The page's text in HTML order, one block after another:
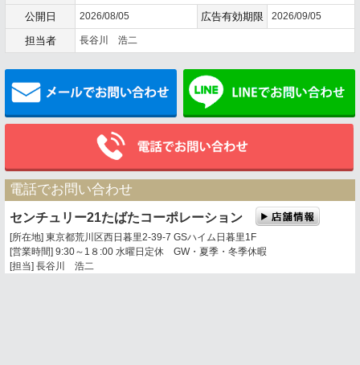
公開日 2026/08/05 広告有効期限 2026/09/05
担当者 長谷川 浩二
メールでお問い合わせ
電話でお問い合わせ
センチュリー21たばたコーポレーション
[所在地] 東京都荒川区西日暮里2-39-7 GSハイム日暮里1F
[営業時間] 9:30～1８:00 水曜日定休 GW・夏季・冬季休暇
[担当] 長谷川 浩二